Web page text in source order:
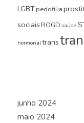
LGBTpedofilia
sociais ROGD saúde
hormonaltrans
junho 2024
maio 2024